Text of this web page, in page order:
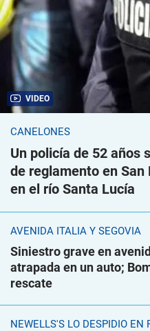
VIDEO
CANELONES
Un policía de 52 años
de reglamento en
en el río Santa Lucía
AVENIDA ITALIA Y SEGOVIA
Siniestro grave en
atrapada en un auto;
rescate
NEWELLS'S LO DESPIDIÓ EN